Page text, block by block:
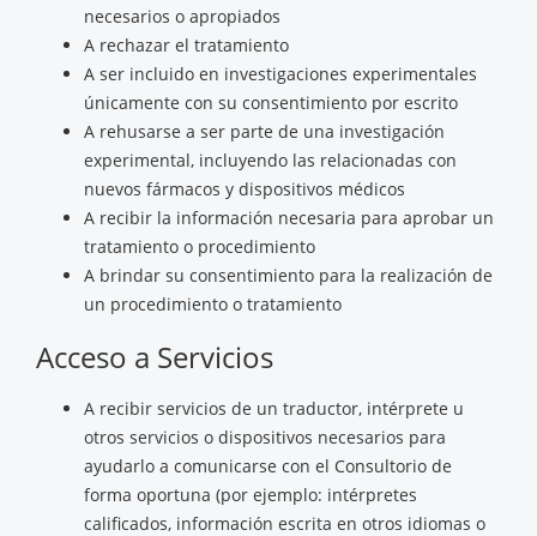
necesarios o apropiados
A rechazar el tratamiento
A ser incluido en investigaciones experimentales
únicamente con su consentimiento por escrito
A rehusarse a ser parte de una investigación
experimental, incluyendo las relacionadas con
nuevos fármacos y dispositivos médicos
A recibir la información necesaria para aprobar un
tratamiento o procedimiento
A brindar su consentimiento para la realización de
un procedimiento o tratamiento
Acceso a Servicios
A recibir servicios de un traductor, intérprete u
otros servicios o dispositivos necesarios para
ayudarlo a comunicarse con el Consultorio de
forma oportuna (por ejemplo: intérpretes
calificados, información escrita en otros idiomas o